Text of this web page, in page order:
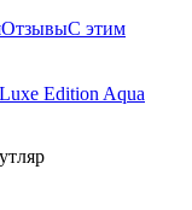
ОтзывыС этим
Edition Aqua